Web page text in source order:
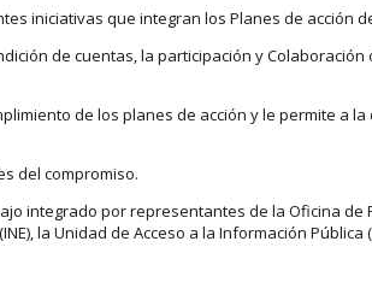
iniciativas que integran los Planes de acción
de cuentas, la participación y
de los planes de acción y le permite a
del compromiso.
integrado por representantes de la Oficina de
la Unidad de Acceso a la Información